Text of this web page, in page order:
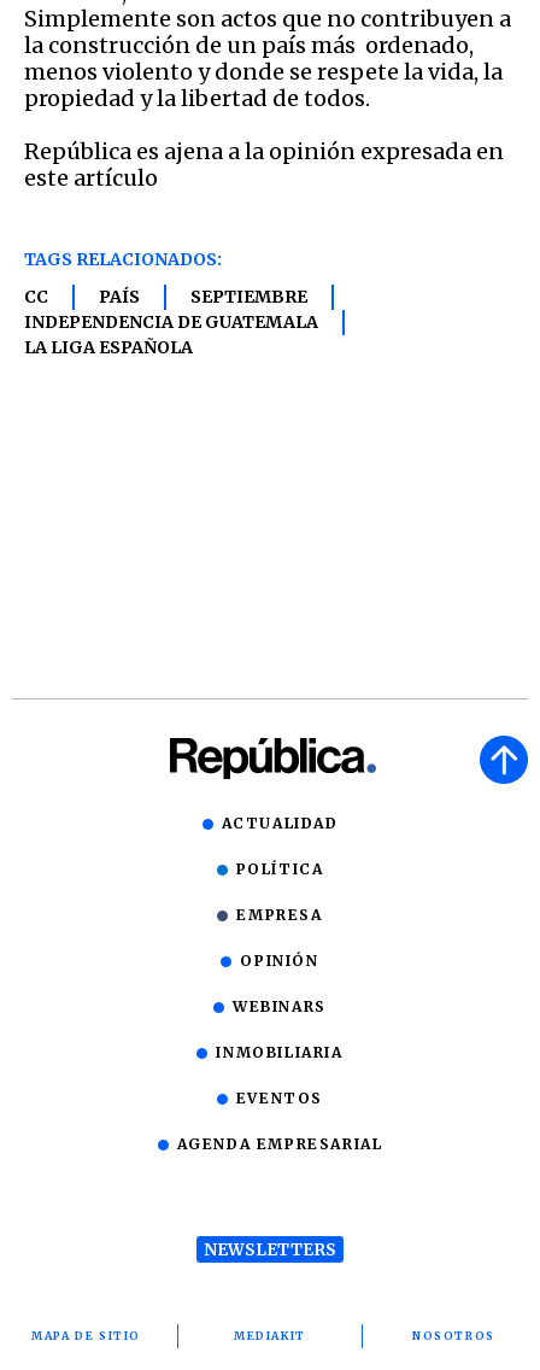
Simplemente son actos que no contribuyen a
la construcción de un país más ordenado,
menos violento y donde se respete la vida, la
propiedad y la libertad de todos.
República es ajena a la opinión expresada en
este artículo
TAGS RELACIONADOS:
CC
PAÍS
SEPTIEMBRE
INDEPENDENCIA DE GUATEMALA
LA LIGA ESPAÑOLA
ACTUALIDAD
POLÍTICA
EMPRESA
OPINIÓN
WEBINARS
INMOBILIARIA
EVENTOS
AGENDA EMPRESARIAL
NEWSLETTERS
MAPA DE SITIO MEDIAKIT NOSOTROS